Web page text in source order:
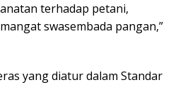
terhadap petani,
swasembada pangan,”
yang diatur dalam Standar